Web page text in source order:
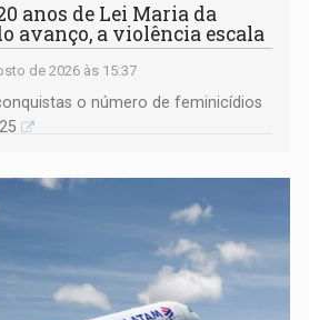
anos de Lei Maria da
avanço, a violência escala
de 2026 às 15:37
o número de feminicídios